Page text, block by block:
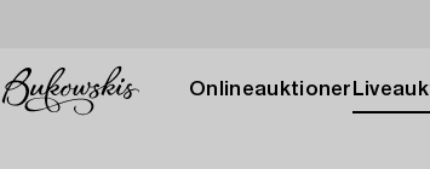
Onlineauktioner